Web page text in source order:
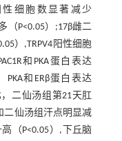
细胞数显著减少
（P<0.05）;17β雌二
）,TRPV4阳性细胞
和PKA蛋白表达
PKA和ERβ蛋白表达
二仙汤组第21天肛
二仙汤组汗点明显减
（P<0.05）,下丘脑